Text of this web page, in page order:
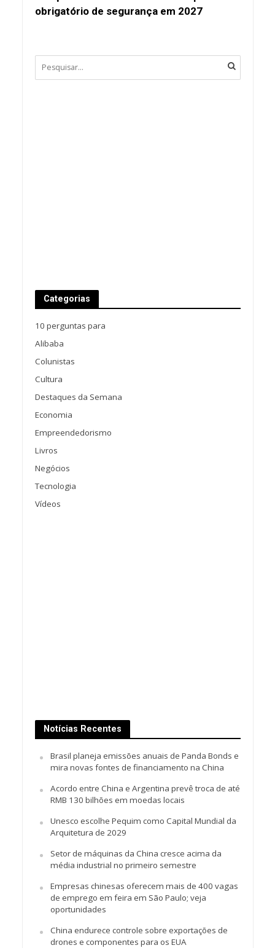
obrigatório de segurança em 2027
Categorias
10 perguntas para
Alibaba
Colunistas
Cultura
Destaques da Semana
Economia
Empreendedorismo
Livros
Negócios
Tecnologia
Vídeos
Notícias Recentes
Brasil planeja emissões anuais de Panda Bonds e
mira novas fontes de financiamento na China
Acordo entre China e Argentina prevê troca de até
RMB 130 bilhões em moedas locais
Unesco escolhe Pequim como Capital Mundial da
Arquitetura de 2029
Setor de máquinas da China cresce acima da
média industrial no primeiro semestre
Empresas chinesas oferecem mais de 400 vagas
de emprego em feira em São Paulo; veja
oportunidades
China endurece controle sobre exportações de
drones e componentes para os EUA